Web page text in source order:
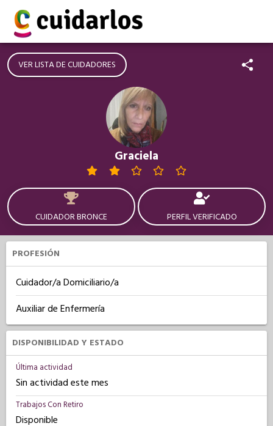
VER LISTA DE CUIDADORES
Graciela
CUIDADOR BRONCE PERFIL VERIFICADO
PROFESIÓN
Cuidador/a Domiciliario/a
Auxiliar de Enfermería
DISPONIBILIDAD Y ESTADO
Última actividad
Sin actividad este mes
Trabajos Con Retiro
Disponible